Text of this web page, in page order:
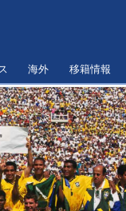
海外 移籍情報